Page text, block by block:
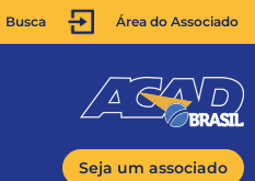
Busca Área do Associado
Seja um associado